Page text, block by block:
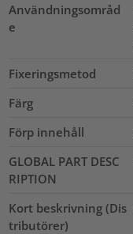
Användningsområd
e
Fixeringsmetod
Färg
Förp innehåll
GLOBAL PART DESC
RIPTION
Kort beskrivning (Dis
tributörer)